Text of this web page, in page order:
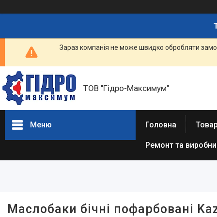
Зараз компанія не може швидко обробляти
ТОВ "Гідро-Максимум"
Меню
В наявності 4
Головна
Ремонт та
Маслобаки бічні пофарбовані